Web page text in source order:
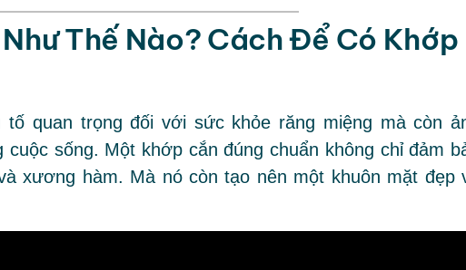
Thế Nào? Cách Để Có Khớp
tố quan trọng đối với sức khỏe răng miệng mà còn
sống. Một khớp cắn đúng chuẩn không chỉ đảm
xương hàm. Mà nó còn tạo nên một khuôn mặt đẹp